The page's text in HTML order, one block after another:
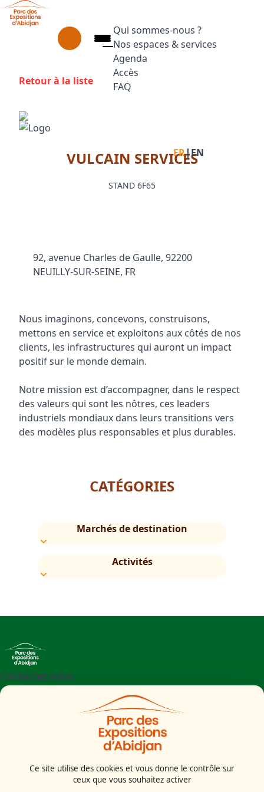
Aller au contenu principal
Qui sommes-nous ?
Nos espaces & services
Agenda
Accès
FAQ
FR|EN
Retour à la liste
VULCAIN SERVICES
STAND 6F65
92, avenue Charles de Gaulle, 92200
NEUILLY-SUR-SEINE, FR
Nous imaginons, concevons, construisons,
mettons en service et exploitons aux côtés de nos
clients, les infrastructures qui auront un impact
positif sur le monde demain.
Notre mission est d’accompagner, dans le respect
des valeurs qui sont les nôtres, ces leaders
industriels mondiaux dans leurs transitions vers
des modèles plus responsables et plus durables.
CATÉGORIES
Marchés de destination
Activités
Contactez-nous
Parc des Expositions d'Abidjan - Boulevard de l'aéroport
Panneau de gestion des cookies
Ce site utilise des cookies et vous donne le contrôle sur
ceux que vous souhaitez activer